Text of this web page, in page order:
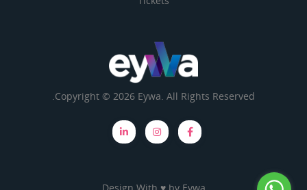
Copyright © 2026 Eywa. All Rights Reserved.